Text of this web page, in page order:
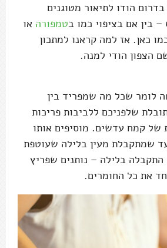
הודו לתיאור מטוגנים
בין אם בציפוי כמו בטמפורה או
כאן. אז למה קראנו למתכון
הצפון הודי למנה.
לומר שכל מה שמפריד בין
שלפניכם ללביבות פריכות
של קמח עדשים. מוסיפים אותו
שמתקבלת מעין בלילה שעוטפת
בלילה – נותנים שפריץ
את כל החומרים.